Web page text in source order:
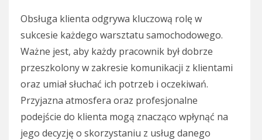
Obsługa klienta odgrywa kluczową rolę w
sukcesie każdego warsztatu samochodowego.
Ważne jest, aby każdy pracownik był dobrze
przeszkolony w zakresie komunikacji z klientami
oraz umiał słuchać ich potrzeb i oczekiwań.
Przyjazna atmosfera oraz profesjonalne
podejście do klienta mogą znacząco wpłynąć na
jego decyzję o skorzystaniu z usług danego